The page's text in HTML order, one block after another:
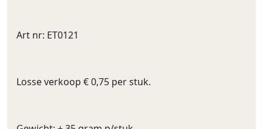
Art nr: ET0121
Losse verkoop € 0,75 per stuk.